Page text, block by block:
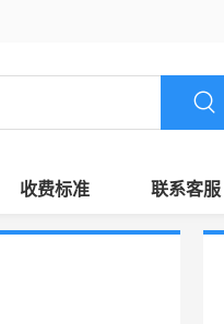
收费标准 联系客服